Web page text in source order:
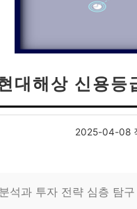
대해상 신용등
2025-04-08
석과 투자 전략 심층 탐구